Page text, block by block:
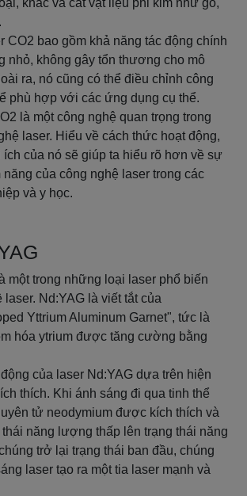
khắc và cắt vật liệu phi kim như gỗ,
CO2 bao gồm khả năng tác động chính
nhỏ, không gây tổn thương cho mô
ra, nó cũng có thể điều chỉnh công
phù hợp với các ứng dụng cụ thể.
là một công nghệ quan trọng trong
laser. Hiểu về cách thức hoạt động,
của nó sẽ giúp ta hiểu rõ hơn về sự
năng của công nghệ laser trong các
và y học.
một trong những loại laser phổ biến
laser. Nd:YAG là viết tắt của
Yttrium Aluminum Garnet", tức là
hóa ytrium được tăng cường bằng
của laser Nd:YAG dựa trên hiện
thích. Khi ánh sáng đi qua tinh thể
tử neodymium được kích thích và
năng lượng thấp lên trạng thái năng
trở lại trạng thái ban đầu, chúng
laser tạo ra một tia laser mạnh và